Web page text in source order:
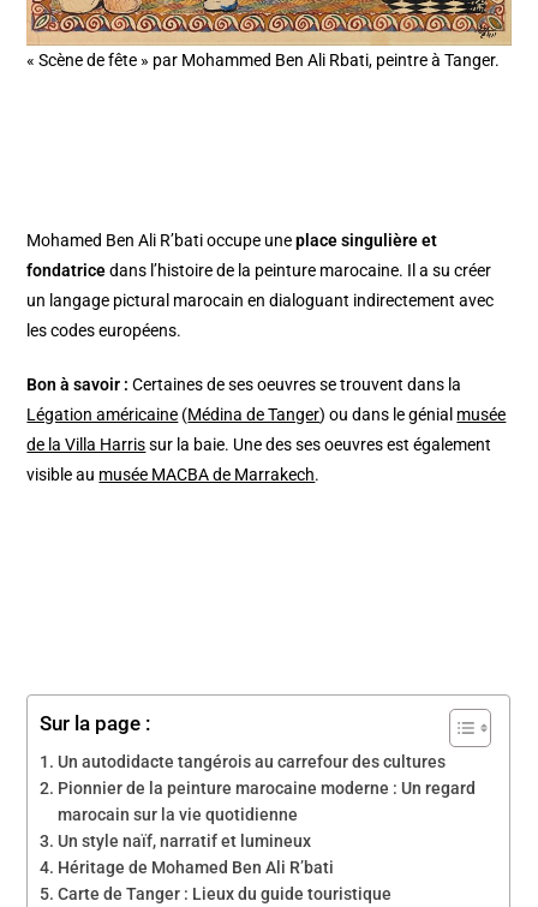
« Scène de fête » par Mohammed Ben Ali Rbati, peintre à Tanger.
Mohamed Ben Ali R’bati occupe uneplace singulière et
fondatricedans l’histoire de la peinture marocaine. Il a su créer
un langage pictural marocain en dialoguant indirectement avec
les codes européens.
Bon à savoir :Certaines de ses oeuvres se trouvent dans la
Légation américaine (Médina de Tanger) ou dans le génial musée
de la Villa Harrissur la baie. Une des ses oeuvres est également
visible au musée MACBA de Marrakech.
Sur la page :
Un autodidacte tangérois au carrefour des cultures
Pionnier de la peinture marocaine moderne : Un regard
marocain sur la vie quotidienne
Un style naïf, narratif et lumineux
Héritage de Mohamed Ben Ali R’bati
Carte de Tanger : Lieux du guide touristique